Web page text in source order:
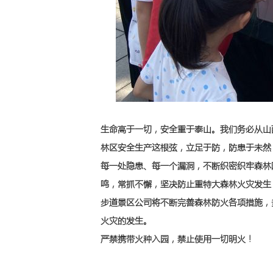
生命高于一切，安全重于泰山。我们务必从
林区安全生产这根弦，立足于防，防患于未
每一处隐患、每一个漏洞，不断织密织牢森
鸣，常抓不懈，坚决防止重特大森林火灾发
步道景区公司将不断完善森林防火各项措施
火灾的发生。
严禁携带火种入园，禁止使用一切明火！